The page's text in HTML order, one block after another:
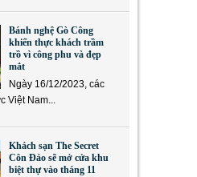
Bánh nghệ Gò Công
khiến thực khách trầm
trồ vì công phu và đẹp
mắt
Ngày 16/12/2023, các
Việt Nam...
Khách sạn The Secret
Côn Đảo sẽ mở cửa khu
biệt thự vào tháng 11